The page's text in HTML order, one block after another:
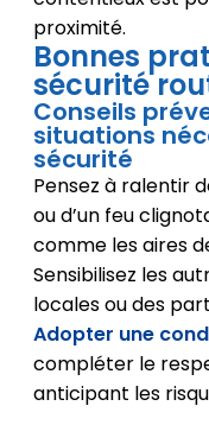
proximité.
Bonnes
sécurité
Conseils
situations
sécurité
Pensez à ralentir
ou d’un feu
comme les aires
Sensibilisez les
locales ou des
Adopter une
compléter le
anticipant les